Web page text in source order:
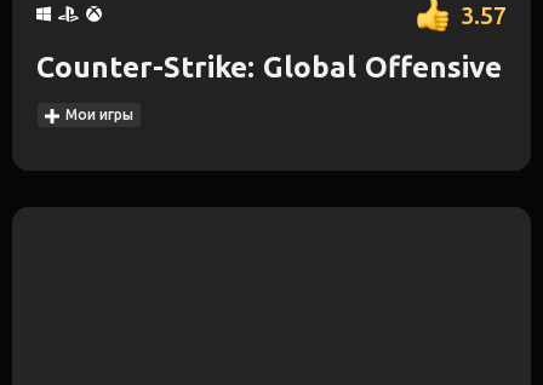
3.57
Counter-Strike: Global Offensive
Мои игры